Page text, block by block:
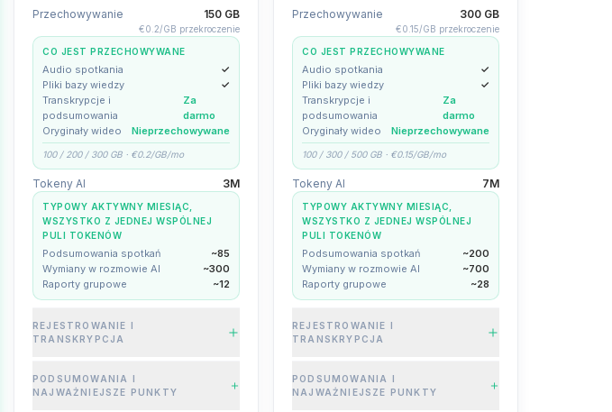
Przechowywanie 150 GB
€0.2/GB przekroczenie
CO JEST PRZECHOWYWANE
Audio spotkania
✓
Pliki bazy wiedzy
✓
Transkrypcje i
podsumowania
Za
darmo
Oryginały wideo
Nieprzechowywane
100 / 200 / 300 GB · €0.2/GB/mo
Tokeny AI 3M
TYPOWY AKTYWNY MIESIĄC,
WSZYSTKO Z JEDNEJ WSPÓLNEJ
PULI TOKENÓW
Podsumowania spotkań
~85
Wymiany w rozmowie AI
~300
Raporty grupowe
~12
REJESTROWANIE I
TRANSKRYPCJA
PODSUMOWANIA I
NAJWAŻNIEJSZE PUNKTY
Przechowywanie 300 GB
€0.15/GB przekroczenie
CO JEST PRZECHOWYWANE
Audio spotkania
✓
Pliki bazy wiedzy
✓
Transkrypcje i
podsumowania
Za
darmo
Oryginały wideo
Nieprzechowywane
100 / 300 / 500 GB · €0.15/GB/mo
Tokeny AI 7M
TYPOWY AKTYWNY MIESIĄC,
WSZYSTKO Z JEDNEJ WSPÓLNEJ
PULI TOKENÓW
Podsumowania spotkań
~200
Wymiany w rozmowie AI
~700
Raporty grupowe
~28
REJESTROWANIE I
TRANSKRYPCJA
PODSUMOWANIA I
NAJWAŻNIEJSZE PUNKTY